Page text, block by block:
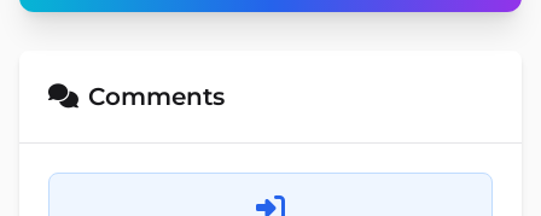
Comments